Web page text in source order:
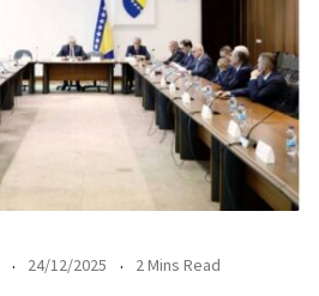
24/12/2025 2 Mins Read